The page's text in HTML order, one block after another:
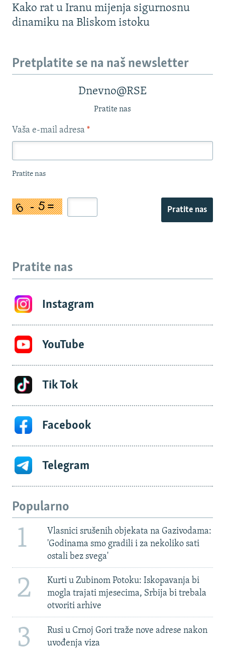
Kako rat u Iranu mijenja sigurnosnu
dinamiku na Bliskom istoku
Pretplatite se na naš newsletter
Dnevno@RSE
Pratite nas
Vaša e-mail adresa *
Pratite nas
Pratite nas
Pratite nas
Instagram
YouTube
Tik Tok
Facebook
Telegram
Popularno
1
Vlasnici srušenih objekata na Gazivodama:
'Godinama smo gradili i za nekoliko sati
ostali bez svega'
2
Kurti u Zubinom Potoku: Iskopavanja bi
mogla trajati mjesecima, Srbija bi trebala
otvoriti arhive
3
Rusi u Crnoj Gori traže nove adrese nakon
uvođenja viza